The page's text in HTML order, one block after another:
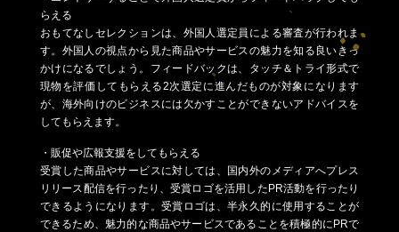
らえる
おもてなしセレクションは、外国人選定員による審査が行われま
す。外国人の視点から見た商品やサービスの魅力を知る良いきっ
かけになるでしょう。フィードバックは、タッチ＆トライ形式で
現物を評価してもらえる2次選定に進んだものが対象になります
が、海外向けのビジネスには欠かすことができないアドバイスを
してもらえます。
・販促や広報支援をしてもらえる
受賞した商品やサービスに対しては、国内外のメディアへプレス
リリース配信を行ったり、受賞ロゴを活用したPR活動を行ったり
できるようになります。受賞ロゴは、半永久的に使用することが
できるため、魅力的な商品やサービスであることを積極的にPRで